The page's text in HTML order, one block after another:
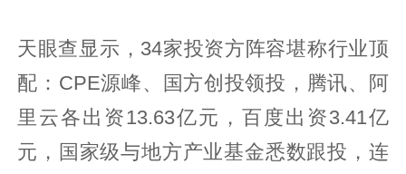
天眼查显示，34家投资方阵容堪称行业顶
配：CPE源峰、国方创投领投，腾讯、阿
里云各出资13.63亿元，百度出资3.41亿
元，国家级与地方产业基金悉数跟投，连